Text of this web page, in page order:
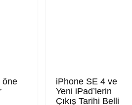
öne
iPhone SE 4 ve
Yeni iPad’lerin
Çıkış Tarihi Belli